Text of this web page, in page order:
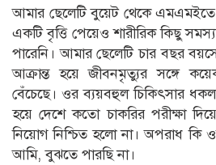
আমার ছেলেটি বুয়েট থেকে
একটি বৃত্তি পেয়েও শারীরিক কিছু
পারেনি। আমার ছেলেটি চার বছর
আক্রান্ত হয়ে জীবনমৃত্যুর সঙ্গে
বেঁচেছে। ওর ব্যয়বহুল চিকিৎসার
হয়ে দেশে কতো চাকরির পরীক্ষা
নিয়োগ নিশ্চিত হলো না। অপরাধ কি
আমি, বুঝতে পারছি না।